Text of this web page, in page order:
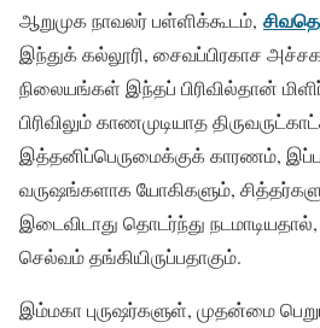
ஆறுமுக நாவலர் பள்ளிக்கூடம்,
இந்துக் கல்லூரி, சைவப்பிரகாச
நிலையங்கள் இந்தப் பிரிவில்தான்
பிரிவிலும் காணமுடியாத
இத்தனிப்பெருமைக்குக் காரணம்,
வருஷங்களாக யோகிகளும்,
இடைவிடாது தொடர்ந்து
செல்வம் தங்கியிருப்பதாகும்.
இம்மகா புருஷர்களுள், முதன்மை